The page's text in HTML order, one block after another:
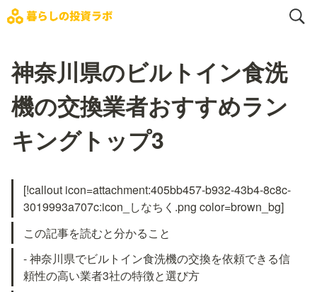
神奈川県のビルトイン食洗
機の交換業者おすすめラン
キングトップ3
[!callout icon=attachment:405bb457-b932-43b4-8c8c-
3019993a707c:icon_しなちく.png color=brown_bg]
この記事を読むと分かること
- 神奈川県でビルトイン食洗機の交換を依頼できる信
頼性の高い業者3社の特徴と選び方